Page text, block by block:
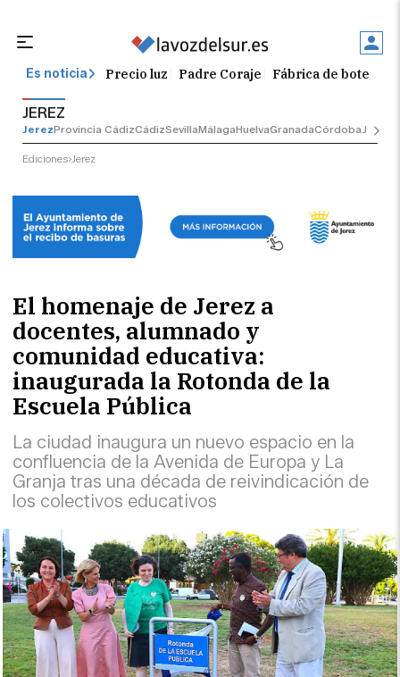
Es noticia Precio luz Padre Coraje Fábrica de botellas
JEREZ
JerezProvincia CádizCádizSevillaMálagaHuelvaGranadaCórdobaJaén
Ediciones Jerez
El homenaje de Jerez a
docentes, alumnado y
comunidad educativa:
inaugurada la Rotonda de la
Escuela Pública
La ciudad inaugura un nuevo espacio en la
confluencia de la Avenida de Europa y La
Granja tras una década de reivindicación de
los colectivos educativos